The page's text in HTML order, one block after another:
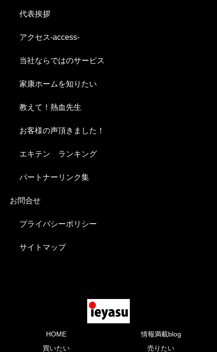
代表挨拶
アクセス-access-
当社ならではのサービス
家康ホームを知りたい
教えて！熱血先生
お客様の声頂きました！
エキテン ランキング
パートナーリンク集
お問合せ
プライバシーポリシー
サイトマップ
HOME
情報満載blog
買いたい
売りたい